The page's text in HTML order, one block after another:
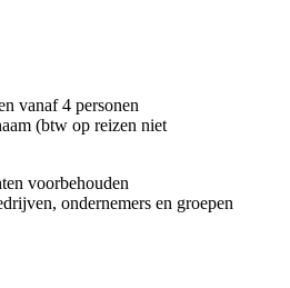
vanaf 4 personen
(btw op reizen niet
voorbehouden
ondernemers en groepen